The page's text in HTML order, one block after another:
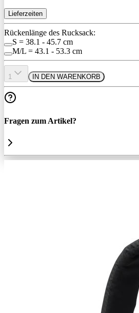
Lieferzeiten
Rückenlänge des Rucksack:
S = 38.1 - 45.7 cm
M/L = 43.1 - 53.3 cm
1 IN DEN WARENKORB
Fragen zum Artikel?